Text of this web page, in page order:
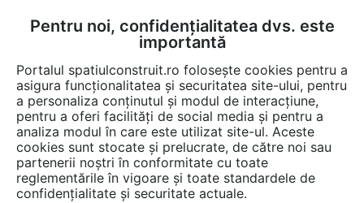
FĂ-ȚI CONT LOGIN
CUM SE FACE
EȘTI AICI: Forum discuții
Pentru noi, confidențialitatea dvs. este
importantă
Portalul spatiulconstruit.ro folosește cookies pentru a
asigura funcționalitatea și securitatea site-ului, pentru
a personaliza conținutul și modul de interacțiune,
pentru a oferi facilități de social media și pentru a
analiza modul în care este utilizat site-ul. Aceste
cookies sunt stocate și prelucrate, de către noi sau
partenerii noștri în conformitate cu toate
reglementările în vigoare și toate standardele de
confidențialitate și securitate actuale.